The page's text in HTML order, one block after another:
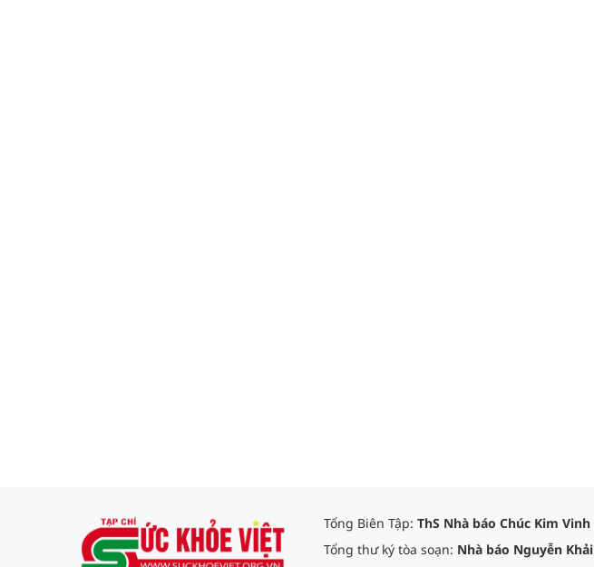
Tổng Biên Tập: ThS Nhà báo Chúc Kim Vinh
Tổng thư ký tòa soạn: Nhà báo Nguyễn Khải